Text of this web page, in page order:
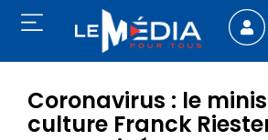
Coronavirus : le
culture Franck